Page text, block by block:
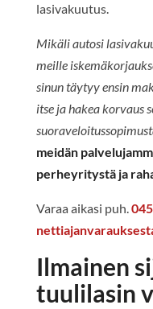
lasivakuutus.
Mikäli autosi
meille
sinun täytyy ensin
itse ja hakea korvaus
meidän
perheyritystä ja
Varaa aikasi puh.
Ilmainen
tuulilasin